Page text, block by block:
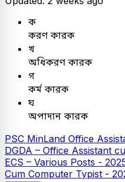
ক
করণ কারক
খ
অধিকরণ কারক
গ
কর্ম কারক
ঘ
অপাদান কারক
PSC MinLand Office
DGDA – Office Assistant
ECS – Various Posts -
Cum Computer Typist -